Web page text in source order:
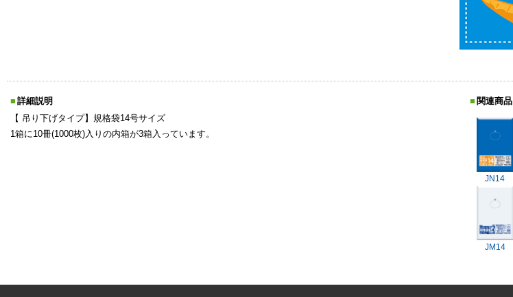
詳細説明
【 吊り下げタイプ】規格袋14号サイズ
1箱に10冊(1000枚)入りの内箱が3箱入っています。
関連商品
JN14
JM14